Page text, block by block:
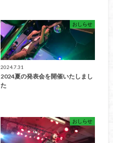
おしらせ
2024.7.31
2024夏の発表会を開催いたしまし
た
おしらせ